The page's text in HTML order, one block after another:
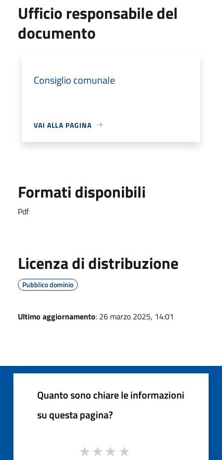
Ufficio responsabile del
documento
Consiglio comunale
VAI ALLA PAGINA
Formati disponibili
Pdf
Licenza di distribuzione
Pubblico dominio
Ultimo aggiornamento: 26 marzo 2025, 14:01
Quanto sono chiare le informazioni
su questa pagina?